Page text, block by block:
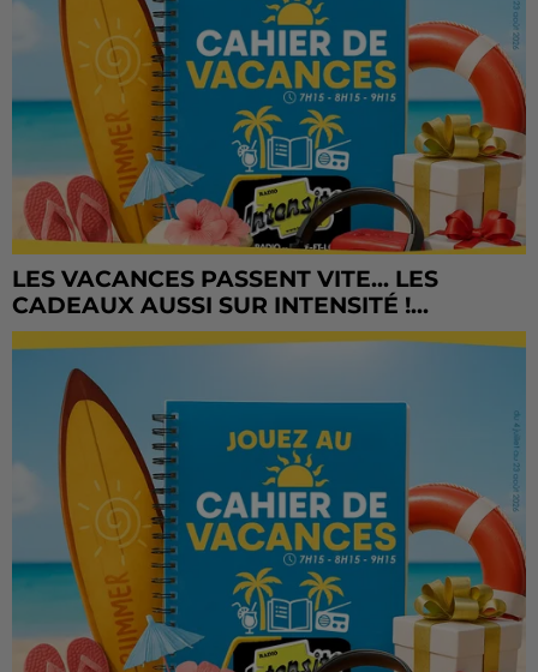
LES VACANCES PASSENT VITE... LES
CADEAUX AUSSI SUR INTENSITÉ !...